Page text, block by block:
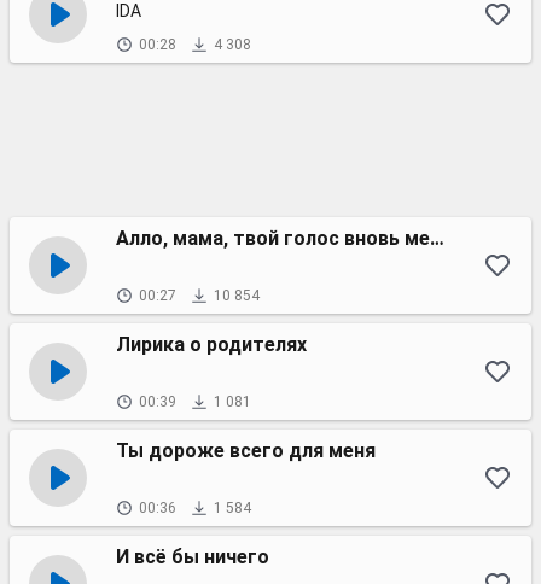
IDA
00:28 4 308
Алло, мама, твой голос вновь меня согреет
00:27 10 854
Лирика о родителях
00:39 1 081
Ты дороже всего для меня
00:36 1 584
И всё бы ничего